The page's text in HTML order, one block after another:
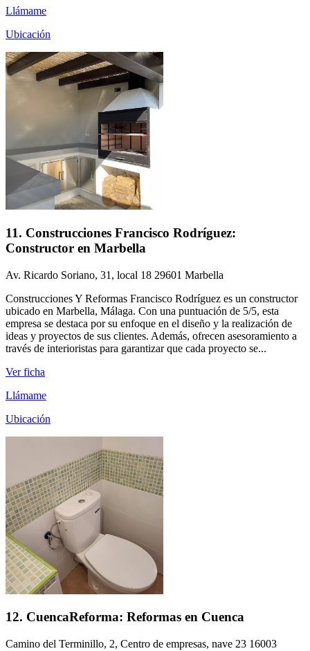
Llámame
Ubicación
11. Construcciones Francisco Rodríguez:
Constructor en Marbella
Av. Ricardo Soriano, 31, local 18 29601 Marbella
Construcciones Y Reformas Francisco Rodríguez es un constructor
ubicado en Marbella, Málaga. Con una puntuación de 5/5, esta
empresa se destaca por su enfoque en el diseño y la realización de
ideas y proyectos de sus clientes. Además, ofrecen asesoramiento a
través de interioristas para garantizar que cada proyecto se...
Ver ficha
Llámame
Ubicación
12. CuencaReforma: Reformas en Cuenca
Camino del Terminillo, 2, Centro de empresas, nave 23 16003